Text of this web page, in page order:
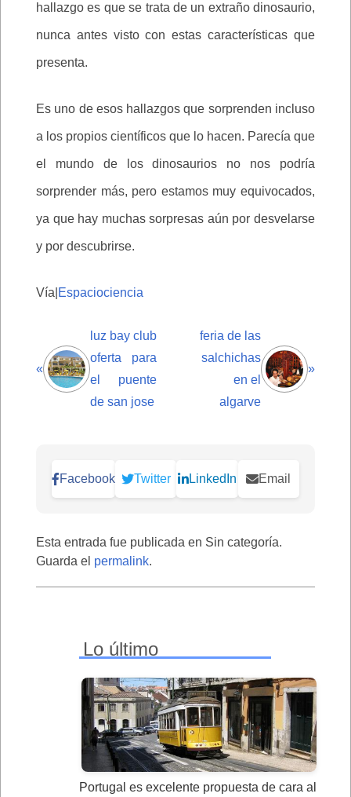
hallazgo es que se trata de un extraño dinosaurio,
nunca antes visto con estas características que
presenta.
Es uno de esos hallazgos que sorprenden incluso
a los propios científicos que lo hacen. Parecía que
el mundo de los dinosaurios no nos podría
sorprender más, pero estamos muy equivocados,
ya que hay muchas sorpresas aún por desvelarse
y por descubrirse.
Vía| Espaciociencia
«
luz bay club
oferta para
el puente
de san jose
feria de las
salchichas
en el
algarve
»
Facebook Twitter LinkedIn Email
Esta entrada fue publicada en Sin categoría.
Guarda el permalink.
Lo último
Portugal es excelente propuesta de cara al